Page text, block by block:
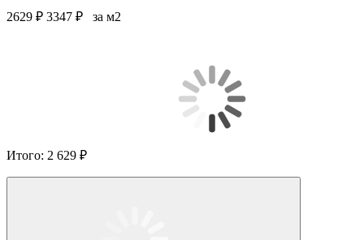
2629 ₽ 3347 ₽ за м2
Итого: 2 629 ₽